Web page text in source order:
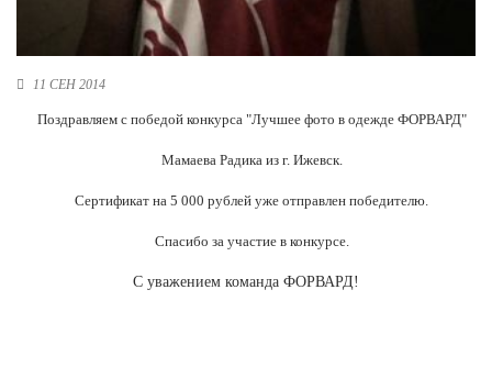
Ханты-Мансийский автономный округ (3)
Челябинская область (2)
Ярославская область (1)
11 СЕН 2014
Поздравляем с победой конкурса "Лучшее фото в одежде ФОРВАРД"
Мамаева Радика из г. Ижевск.
Сертификат на 5 000 рублей уже отправлен победителю.
Спасибо за участие в конкурсе.
С уважением команда ФОРВАРД!